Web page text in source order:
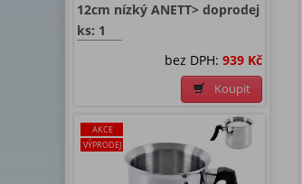
12cm nízký ANETT> doprodej
ks: 1
bez DPH: 939 Kč
Koupit
AKCE
VÝPRODEJ